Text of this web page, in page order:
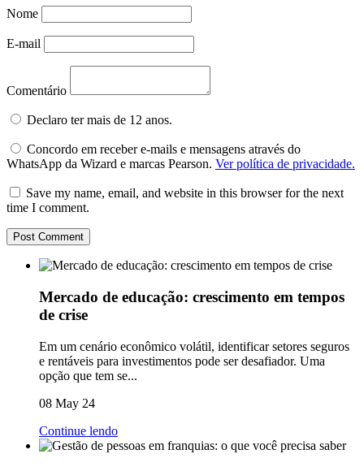
Nome
E-mail
Comentário
Declaro ter mais de 12 anos.
Concordo em receber e-mails e mensagens através do
WhatsApp da Wizard e marcas Pearson. Ver política de privacidade.
Save my name, email, and website in this browser for the next
time I comment.
Mercado de educação: crescimento em tempos
de crise
Em um cenário econômico volátil, identificar setores seguros
e rentáveis para investimentos pode ser desafiador. Uma
opção que tem se...
08 May 24
Continue lendo